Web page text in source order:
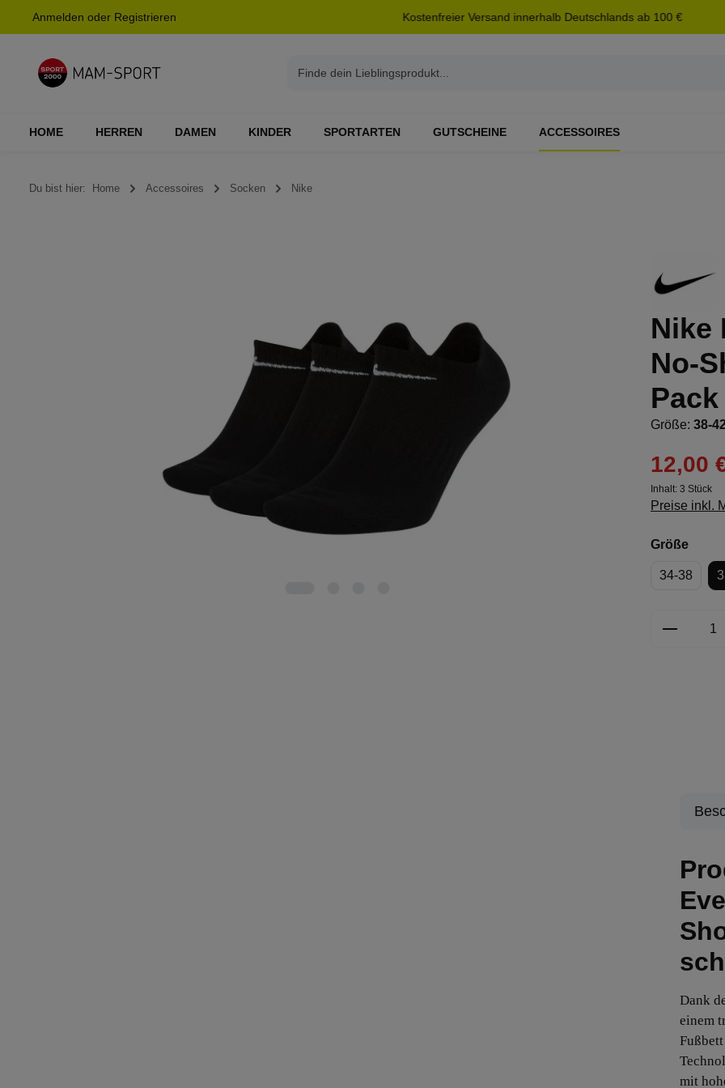
Zur Hauptnavigation springen
Anmelden oder Registrieren Kostenfreier Versand innerhalb Deutschlands ab 100 €
HOME HERREN DAMEN KINDER SPORTARTEN GUTSCHEINE ACCESSOIRES
Du bist hier: Home Accessoires Socken Nike
Nike
No-
Größe: 38-
12,00
Inhalt: 3 Stück
Preise inkl.
Größe
34-38
Dank
einem
mit